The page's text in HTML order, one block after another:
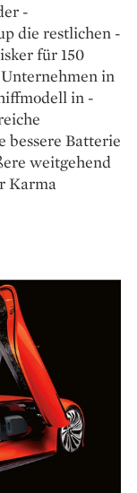
die restlichen
für 150
in
in
bessere Batterie
weitgehend
Karma